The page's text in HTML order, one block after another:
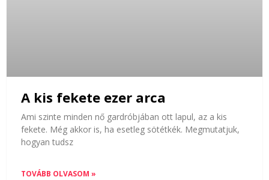
A kis fekete ezer arca
Ami szinte minden nő gardróbjában ott lapul, az a kis
fekete. Még akkor is, ha esetleg sötétkék. Megmutatjuk,
hogyan tudsz
TOVÁBB OLVASOM »